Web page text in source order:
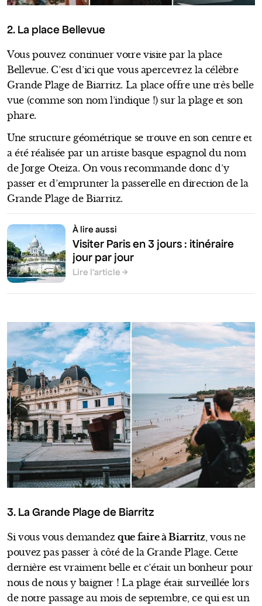
2. La place Bellevue
Vous pouvez continuer votre visite par la place
Bellevue. C’est d’ici que vous apercevrez la célèbre
Grande Plage de Biarritz. La place offre une très belle
vue (comme son nom l’indique !) sur la plage et son
phare.
Une structure géométrique se trouve en son centre et
a été réalisée par un artiste basque espagnol du nom
de Jorge Oteiza. On vous recommande donc d’y
passer et d’emprunter la passerelle en direction de la
Grande Plage de Biarritz.
À lire aussi
Visiter Paris en 3 jours : itinéraire
jour par jour
Lire l’article
3. La Grande Plage de Biarritz
Si vous vous demandezque faire à Biarritz, vous ne
pouvez pas passer à côté de la Grande Plage. Cette
dernière est vraiment belle et c’était un bonheur pour
nous de nous y baigner ! La plage était surveillée lors
de notre passage au mois de septembre, ce qui est un